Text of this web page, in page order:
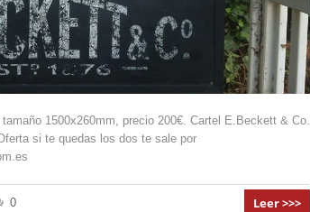
1500x260mm, precio 200€. Cartel E.Beckett & Co.
si te quedas los dos te sale por
0 Leer >>>